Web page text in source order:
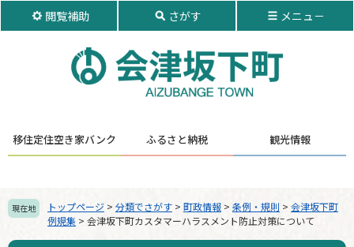
本
閲覧補助 さがす メニュ－
移住定住空き家バンク ふるさと納税 観光情報
現在地 トップページ > 分類でさがす > 町政情報 > 条例・規則 > 会津坂下町
例規集 > 会津坂下町カスタマーハラスメント防止対策について